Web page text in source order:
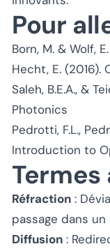
Pour
Born, M. & Wolf,
Hecht, E. (2016).
Saleh, B.E.A., &
Photonics
Pedrotti, F.L.,
Introduction to
Termes
Réfraction :
passage dans
Diffusion :